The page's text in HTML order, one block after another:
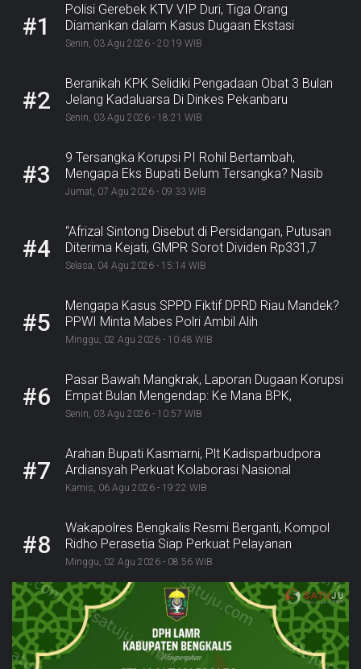
#1
Polisi Gerebek KTV VIP Duri, Tiga Orang
Diamankan dalam Kasus Dugaan Ekstasi
Senin, 03 Agu 2026 - 20:19 WIB
#2
Beranikah KPK Selidiki Pengadaan Obat 3 Bulan
Jelang Kadaluarsa Di Dinkes Pekanbaru
Senin, 03 Agu 2026 - 18:21 WIB
#3
9 Tersangka Korupsi PI Rohil Bertambah,
Mengapa Eks Bupati Belum Tersangka? Nasib
Rp9,2 Miliar
Jumat, 07 Agu 2026 - 09:33 WIB
#4
“Afrizal Sintong Disebut di Persidangan, Putusan
Diterima Kejati, GMPR Sorot Dividen Rp331,7
Miliar”
Selasa, 04 Agu 2026 - 15:14 WIB
#5
Mengapa Kasus SPPD Fiktif DPRD Riau Mandek?
PPWI Minta Mabes Polri Ambil Alih
Minggu, 02 Agu 2026 - 10:48 WIB
#6
Pasar Bawah Mangkrak, Laporan Dugaan Korupsi
Empat Bulan Mengendap: Ke Mana BPK,
Inspektorat, dan Kejaksaan?
Senin, 03 Agu 2026 - 10:57 WIB
#7
Arahan Bupati Kasmarni, Plt Kadisparbudpora
Ardiansyah Perkuat Kolaborasi Nasional
Sukseskan Ekraforia 2026 dan Bangun Bengkalis
Kamis, 06 Agu 2026 - 19:22 WIB
#8
Wakapolres Bengkalis Resmi Berganti, Kompol
Ridho Perasetia Siap Perkuat Pelayanan
Kepolisian
Minggu, 02 Agu 2026 - 08:56 WIB